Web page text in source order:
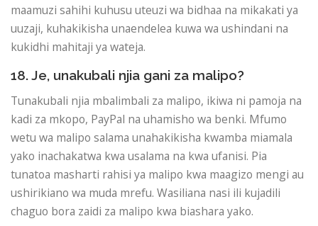
maamuzi sahihi kuhusu uteuzi wa bidhaa na mikakati ya
uuzaji, kuhakikisha unaendelea kuwa wa ushindani na
kukidhi mahitaji ya wateja.
18. Je, unakubali njia gani za malipo?
Tunakubali njia mbalimbali za malipo, ikiwa ni pamoja na
kadi za mkopo, PayPal na uhamisho wa benki. Mfumo
wetu wa malipo salama unahakikisha kwamba miamala
yako inachakatwa kwa usalama na kwa ufanisi. Pia
tunatoa masharti rahisi ya malipo kwa maagizo mengi au
ushirikiano wa muda mrefu. Wasiliana nasi ili kujadili
chaguo bora zaidi za malipo kwa biashara yako.